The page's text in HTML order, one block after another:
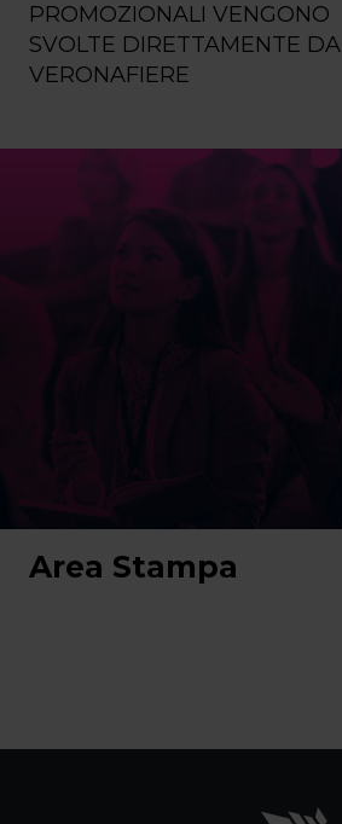
PROMOZIONALI VENGONO
SVOLTE DIRETTAMENTE DA
VERONAFIERE
Area Stampa